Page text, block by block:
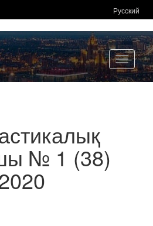
Русский
Toggle
№ 1 (38)